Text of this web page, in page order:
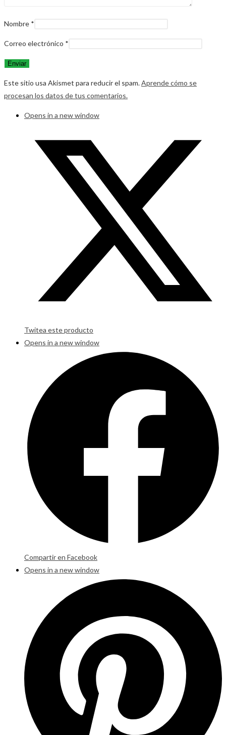
Nombre *
Correo electrónico *
Este sitio usa Akismet para reducir el spam.Aprende cómo se
procesan los datos de tus comentarios.
Opens in a new window
Twitea este producto
Opens in a new window
Compartir en Facebook
Opens in a new window